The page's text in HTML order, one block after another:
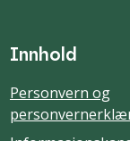
Innhold
Personvern og